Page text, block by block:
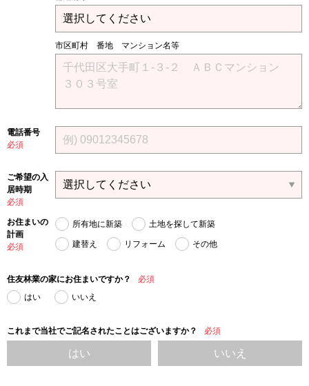
市区町村 番地 マンション名等
電話番号
必須
ご希望の入
居時期
必須
お住まいの
計画
必須
所有地に新築 土地を探して新築
建替え リフォーム その他
住友林業の家にお住まいですか？
必須
はい
いいえ
これまで当社でご記名されたことはございますか？ 必須
はい いいえ